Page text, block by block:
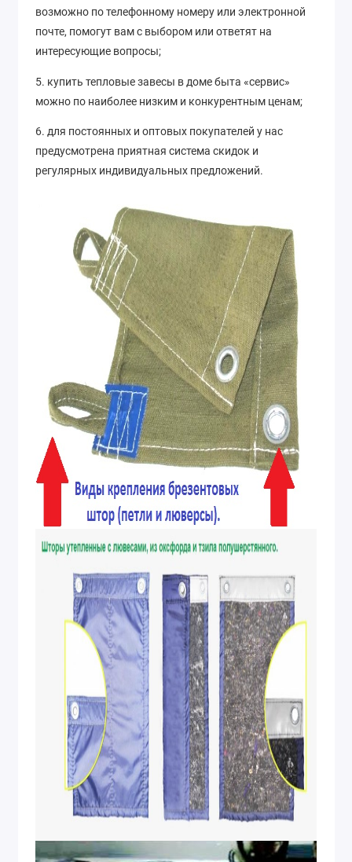
возможно по телефонному номеру или электронной
почте, помогут вам с выбором или ответят на
интересующие вопросы;
5. купить тепловые завесы в доме быта «сервис»
можно по наиболее низким и конкурентным ценам;
6. для постоянных и оптовых покупателей у нас
предусмотрена приятная система скидок и
регулярных индивидуальных предложений.